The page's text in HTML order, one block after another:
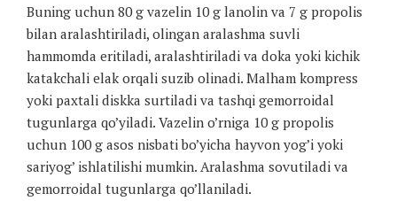
Buning uchun 80 g vazelin 10 g lanolin va 7 g propolis
bilan aralashtiriladi, olingan aralashma suvli
hammomda eritiladi, aralashtiriladi va doka yoki kichik
katakchali elak orqali suzib olinadi. Malham kompress
yoki paxtali diskka surtiladi va tashqi gemorroidal
tugunlarga qo’yiladi. Vazelin o’rniga 10 g propolis
uchun 100 g asos nisbati bo’yicha hayvon yog’i yoki
sariyog’ ishlatilishi mumkin. Aralashma sovutiladi va
gemorroidal tugunlarga qo’llaniladi.